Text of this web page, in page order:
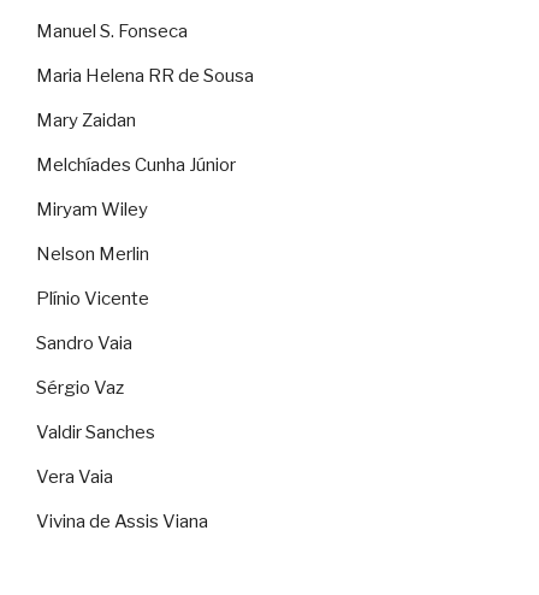
Manuel S. Fonseca
Maria Helena RR de Sousa
Mary Zaidan
Melchíades Cunha Júnior
Miryam Wiley
Nelson Merlin
Plínio Vicente
Sandro Vaia
Sérgio Vaz
Valdir Sanches
Vera Vaia
Vivina de Assis Viana